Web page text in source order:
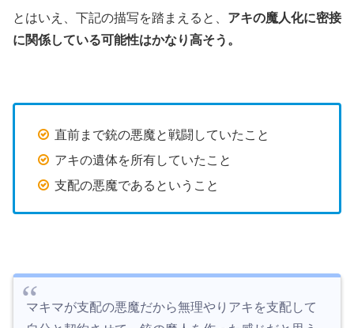
とはいえ、下記の描写を踏まえると、 アキの魔人化に密接
に関係している可能性はかなり高そう。
直前まで銃の悪魔と戦闘していたこと
アキの遺体を所有していたこと
支配の悪魔であるということ
マキマが支配の悪魔だから無理やりアキを支配して